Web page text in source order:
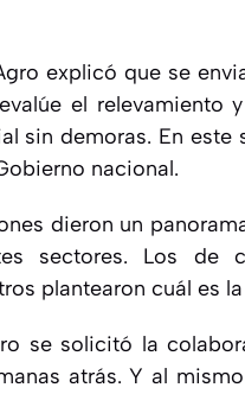
explicó que se
el relevamiento
sin demoras. En
nacional.
dieron un
sectores. Los de
plantearon cuál es
se solicitó la
atrás. Y al